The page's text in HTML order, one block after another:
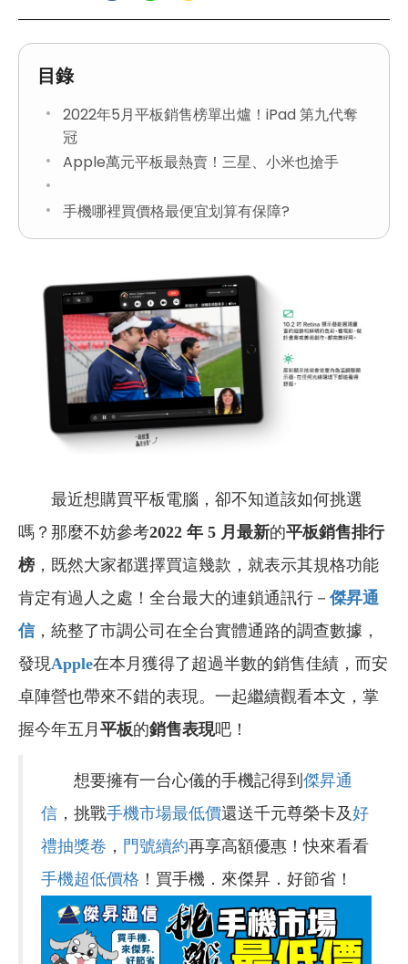
目錄
2022年5月平板銷售榜單出爐！iPad 第九代奪
冠
Apple萬元平板最熱賣！三星、小米也搶手
手機哪裡買價格最便宜划算有保障?
最近想購買平板電腦，卻不知道該如何挑選
嗎？那麼不妨參考2022 年 5 月最新的平板銷售排行
榜 ，既然大家都選擇買這幾款，就表示其規格功能
肯定有過人之處！全台最大的連鎖通訊行－ 傑昇通
信，統整了市調公司在全台實體通路的調查數據，
發現Apple在本月獲得了超過半數的銷售佳績，而安
卓陣營也帶來不錯的表現。一起繼續觀看本文，掌
握今年五月 平板的銷售表現吧！
想要擁有一台心儀的手機記得到 傑昇通
信 ，挑戰手機市場最低價還送千元尊榮卡及好
禮抽獎卷 ， 門號續約再享高額優惠！快來看看
手機超低價格 ！買手機．來傑昇．好節省！